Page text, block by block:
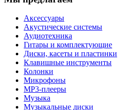
Аксессуары
Акустические системы
Аудиотехника
Гитары и комплектующие
Диски, касеты и пластинки
Клавишные инструменты
Колонки
Микрофоны
МР3-плееры
Музыка
Музыкальные диски